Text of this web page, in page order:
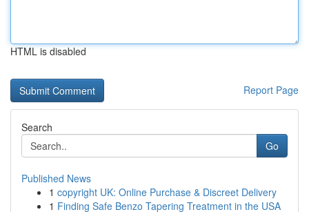
HTML is disabled
Report Page
Search
Go
Published News
1 copyright UK: Online Purchase & Discreet Delivery
1 Finding Safe Benzo Tapering Treatment in the USA